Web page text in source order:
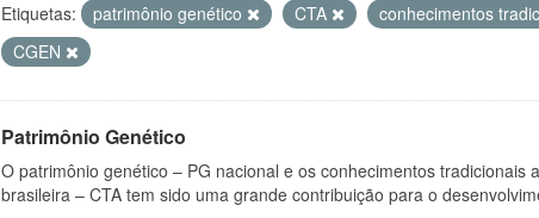
Etiquetas: patrimônio genético CTA
conhecimentos
CGEN
Patrimônio Genético
O patrimônio genético – PG nacional e os conhecimentos tradicionais
brasileira – CTA tem sido uma grande contribuição para o